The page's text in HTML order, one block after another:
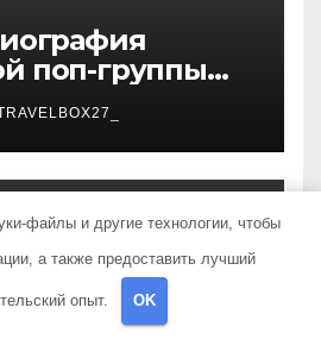
поп-группы
интернешнл»
музыка
—
файлы и другие технологии, чтобы
а также предоставить лучший
опыт. OK